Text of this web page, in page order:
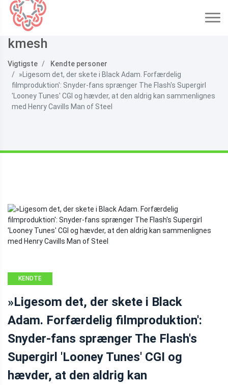
kmesh
Vigtigste
Kendte personer
»Ligesom det, der skete i Black Adam. Forfærdelig
filmproduktion': Snyder-fans sprænger The Flash's Supergirl
'Looney Tunes' CGI og hævder, at den aldrig kan sammenlignes
med Henry Cavills Man of Steel
KENDTE
»Ligesom det, der skete i Black
Adam. Forfærdelig filmproduktion':
Snyder-fans sprænger The Flash's
Supergirl 'Looney Tunes' CGI og
hævder, at den aldrig kan